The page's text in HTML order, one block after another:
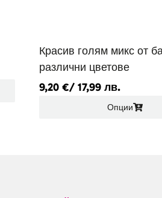
Красив голям микс от
различни цветове
9,20 €/ 17,99 лв.
Опции